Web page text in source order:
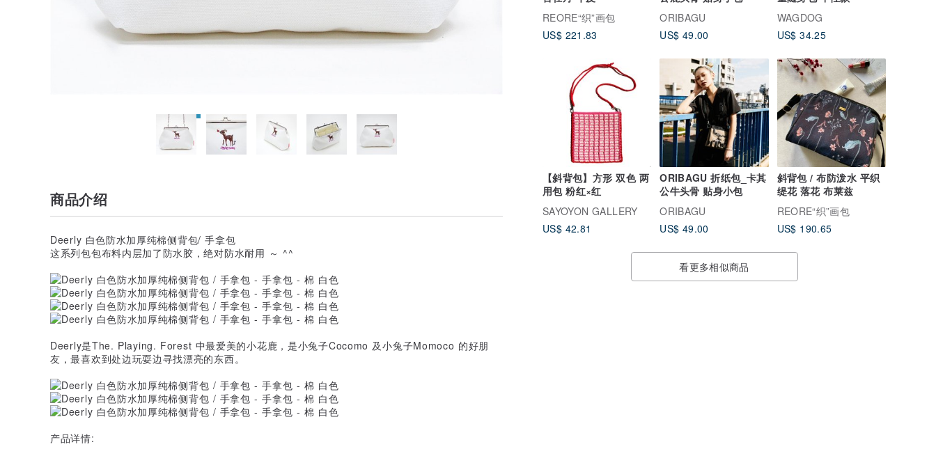
REORE“织”画包
US$ 221.83
ORIBAGU
US$ 49.00
WAGDOG
US$ 34.25
【斜背包】方形 双色 两
用包 粉红×红
SAYOYON GALLERY
US$ 42.81
ORIBAGU 折纸包_卡其
公牛头骨 贴身小包
ORIBAGU
US$ 49.00
斜背包 / 布防泼水 平织
缇花 落花 布莱兹
REORE“织”画包
US$ 190.65
看更多相似商品
商品介绍
Deerly 白色防水加厚纯棉侧背包/ 手拿包
这系列包包布料内层加了防水胶，绝对防水耐用 ～ ^^
Deerly是The. Playing. Forest 中最爱美的小花鹿，是小兔子Cocomo 及小兔子Momoco 的好朋
友，最喜欢到处边玩耍边寻找漂亮的东西。
产品详情: